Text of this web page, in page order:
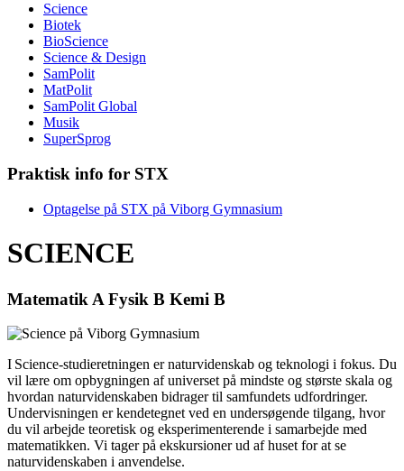
Science
Biotek
BioScience
Science & Design
SamPolit
MatPolit
SamPolit Global
Musik
SuperSprog
Praktisk info for STX
Optagelse på STX på Viborg Gymnasium
SCIENCE
Matematik A Fysik B Kemi B
I Science-studieretningen er naturvidenskab og teknologi i fokus. Du
vil lære om opbygningen af universet på mindste og største skala og
hvordan naturvidenskaben bidrager til samfundets udfordringer.
Undervisningen er kendetegnet ved en undersøgende tilgang, hvor
du vil arbejde teoretisk og eksperimenterende i samarbejde med
matematikken. Vi tager på ekskursioner ud af huset for at se
naturvidenskaben i anvendelse.